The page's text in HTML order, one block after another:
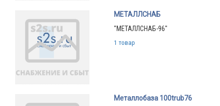
МЕТАЛЛСНАБ
"МЕТАЛЛСНАБ-96"
1 товар
Металлобаза 100trub76